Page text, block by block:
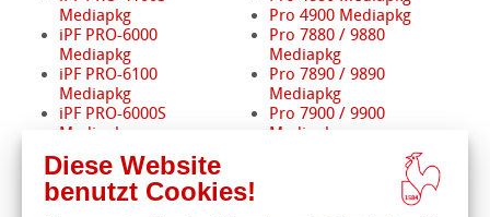
Mediapkg
iPF PRO-6000
Mediapkg
iPF PRO-6100
Mediapkg
iPF PRO-6000S
Mediapkg
iPF PRO-6100S
Mediapkg
iPF6400/6450
Pro 4900 Mediapkg
Pro 7880 / 9880
Mediapkg
Pro 7890 / 9890
Mediapkg
Pro 7900 / 9900
Mediapkg
Pro 11880 Mediapkg
Diese Website
benutzt Cookies!